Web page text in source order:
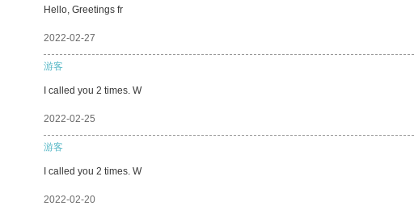
Hello, Greetings fr
2022-02-27
游客
I called you 2 times. W
2022-02-25
游客
I called you 2 times. W
2022-02-20